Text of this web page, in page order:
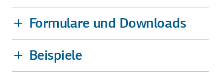
Formulare und Downloads
Beispiele